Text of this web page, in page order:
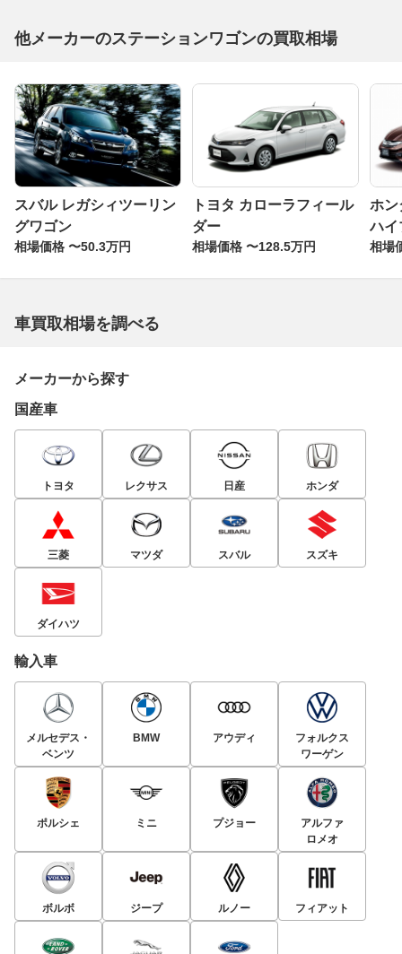
他メーカーのステーションワゴンの買取相場
スバル レガシィツーリン
グワゴン
相場価格 〜50.3万円
トヨタ カローラフィール
ダー
相場価格 〜128.5万円
ホン
ハイ
相場
車買取相場を調べる
メーカーから探す
国産車
トヨタ レクサス 日産 ホンダ
三菱 マツダ スバル スズキ
ダイハツ
輸入車
メルセデス・
ベンツ
BMW アウディ
フォルクス
ワーゲン
ポルシェ ミニ プジョー
アルファ
ロメオ
ボルボ ジープ ルノー フィアット